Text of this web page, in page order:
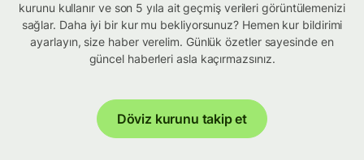
kurunu kullanır ve son 5 yıla ait geçmiş verileri görüntülemenizi
sağlar. Daha iyi bir kur mu bekliyorsunuz? Hemen kur bildirimi
ayarlayın, size haber verelim. Günlük özetler sayesinde en
güncel haberleri asla kaçırmazsınız.
Döviz kurunu takip et